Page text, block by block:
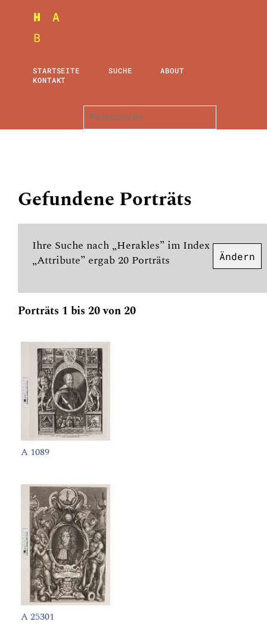
STARTSEITE SUCHE
ABOUT
KONTAKT
Gefundene Porträts
Ihre Suche nach „Herakles” im Index
„Attribute” ergab 20 Porträts
Ändern
Porträts 1 bis 20 von 20
A 1089
A 25301